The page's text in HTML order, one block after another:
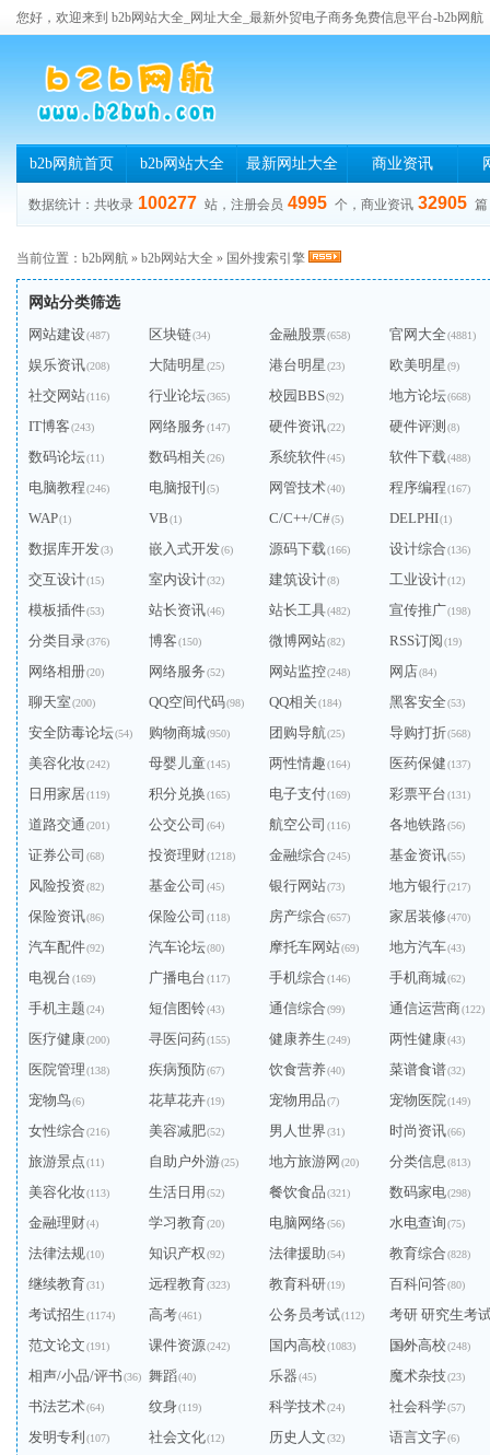
您好，欢迎来到 b2b网站大全_网址大全_最新外贸电子商务免费信息平台-b2b网航
b2b网航首页 b2b网站大全 最新网址大全 商业资讯
数据统计：共收录 100277 站，注册会员 4995 个，商业资讯 32905 篇
当前位置： b2b网航 » b2b网站大全 » 国外搜索引擎
网站分类筛选
网站建设(487) 区块链(34) 金融股票(658) 官网大全(4881)
娱乐资讯(208) 大陆明星(25) 港台明星(23) 欧美明星(9)
社交网站(116) 行业论坛(365) 校园BBS(92) 地方论坛(668)
IT博客(243) 网络服务(147) 硬件资讯(22) 硬件评测 (8)
数码论坛(11) 数码相关(26) 系统软件(45) 软件下载(488)
电脑教程(246) 电脑报刊 (5) 网管技术(40) 程序编程(167)
WAP(1) VB(1) C/C++/C#(5) DELPHI(1)
数据库开发(3) 嵌入式开发(6) 源码下载(166) 设计综合(136)
交互设计(15) 室内设计(32) 建筑设计(8) 工业设计(12)
模板插件(53) 站长资讯(46) 站长工具(482) 宣传推广(198)
分类目录(376) 博客(150) 微博网站(82) RSS订阅(19)
网络相册(20) 网络服务(52) 网站监控(248) 网店(84)
聊天室(200) QQ空间代码(98) QQ相关(184) 黑客安全(53)
安全防毒论坛(54) 购物商城(950) 团购导航(25) 导购打折(568)
美容化妆(242) 母婴儿童(145) 两性情趣(164) 医药保健(137)
日用家居(119) 积分兑换(165) 电子支付(169) 彩票平台(131)
道路交通(201) 公交公司 (64) 航空公司 (116) 各地铁路(56)
证券公司 (68) 投资理财(1218) 金融综合(245) 基金资讯(55)
风险投资(82) 基金公司 (45) 银行网站(73) 地方银行(217)
保险资讯(86) 保险公司 (118) 房产综合(657) 家居装修(470)
汽车配件(92) 汽车论坛(80) 摩托车网站(69) 地方汽车(43)
电视台(169) 广播电台(117) 手机综合(146) 手机商城(62)
手机主题(24) 短信图铃(43) 通信综合(99) 通信运营商(122)
医疗健康(200) 寻医问药(155) 健康养生(249) 两性健康(43)
医院管理(138) 疾病预防(67) 饮食营养(40) 菜谱食谱(32)
宠物鸟(6) 花草花卉(19) 宠物用品(7) 宠物医院(149)
女性综合(216) 美容减肥(52) 男人世界(31) 时尚资讯(66)
旅游景点(11) 自助户外游(25) 地方旅游网 (20) 分类信息(813)
美容化妆(113) 生活日用 (52) 餐饮食品(321) 数码家电(298)
金融理财(4) 学习教育(20) 电脑网络(56) 水电查询(75)
法律法规(10) 知识产权(92) 法律援助(54) 教育综合(828)
继续教育(31) 远程教育(323) 教育科研(19) 百科问答(80)
考试招生(1174) 高考(461) 公务员考试(112) 考研 研究生考
(240)
范文论文(191) 课件资源(242) 国内高校(1083) 国外高校(248)
相声/小品/评书(36) 舞蹈(40) 乐器(45) 魔术杂技(23)
书法艺术(64) 纹身(119) 科学技术(24) 社会科学(57)
发明专利 (107) 社会文化(12) 历史人文(32) 语言文字(6)